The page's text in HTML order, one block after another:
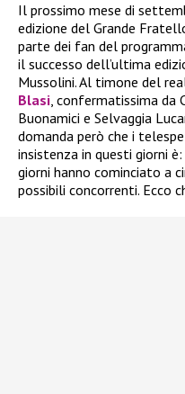
Il prossimo mese di
edizione del Grande
parte dei fan del
il successo dell’ultima
Mussolini. Al timone del
Blasi, confermatissima da
Buonamici e Selvaggia
domanda però che i
insistenza in questi giorni
giorni hanno cominciato a
possibili concorrenti. Ecco